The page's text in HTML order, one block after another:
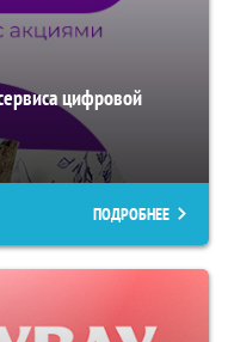
цифровой
ПОДРОБНЕЕ